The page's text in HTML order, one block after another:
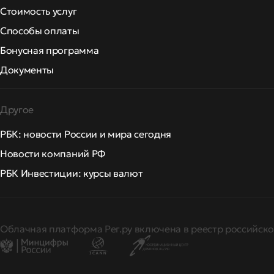
Стоимость услуг
Способы оплаты
Бонусная программа
Документы
Другое
РБК: новости России и мира сегодня
Новости компаний РФ
РБК Инвестиции: курсы валют
Облачная платформа Рег.ру включена в реестр